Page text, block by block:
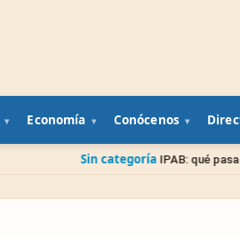
Economía Conócenos
IPAB: qué pasa con tu dinero